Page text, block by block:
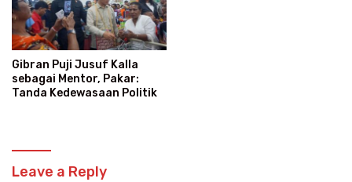
Gibran Puji Jusuf Kalla
sebagai Mentor, Pakar:
Tanda Kedewasaan Politik
Leave a Reply